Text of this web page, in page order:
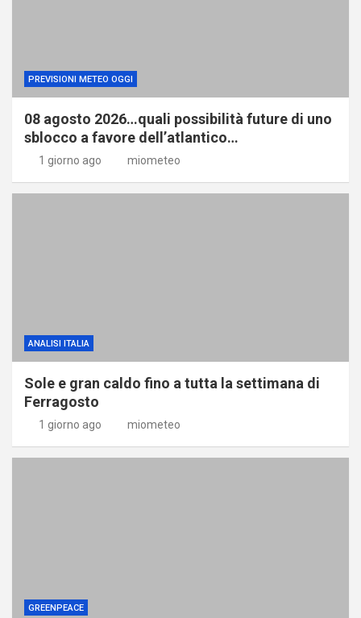
PREVISIONI METEO OGGI
08 agosto 2026…quali possibilità future di uno
sblocco a favore dell’atlantico…
1 giorno ago miometeo
ANALISI ITALIA
Sole e gran caldo fino a tutta la settimana di
Ferragosto
1 giorno ago miometeo
GREENPEACE